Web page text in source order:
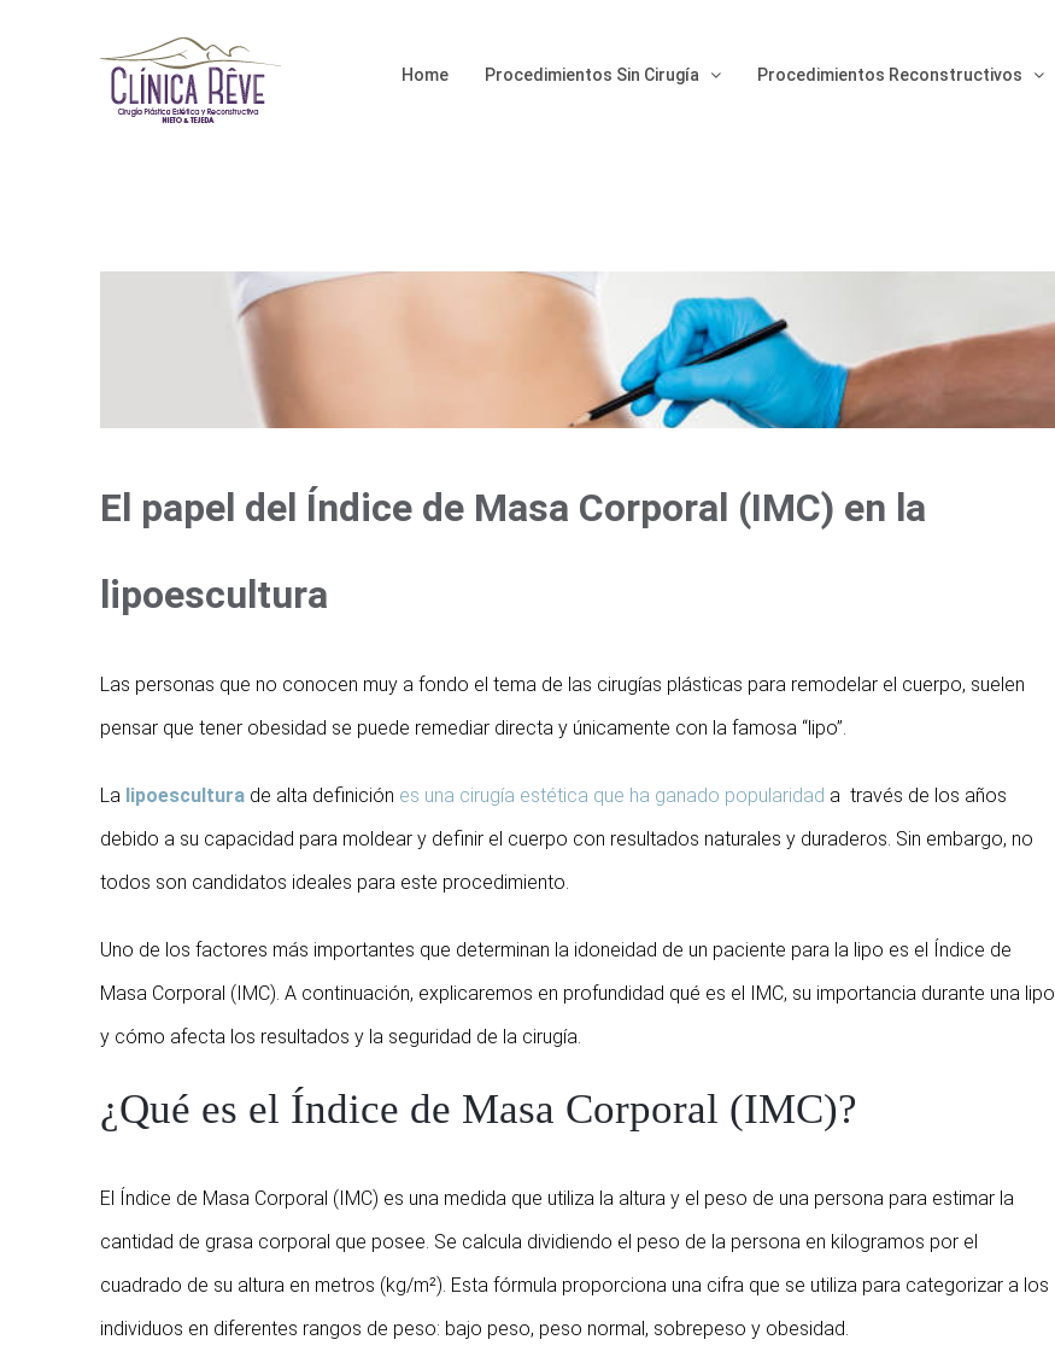
Home Procedimientos Sin Cirugía Procedimientos Reconstructivos
El papel del Índice de Masa Corporal (IMC) en la
lipoescultura
Las personas que no conocen muy a fondo el tema de las cirugías plásticas para remodelar el cuerpo, suelen
pensar que tener obesidad se puede remediar directa y únicamente con la famosa “lipo”.
La lipoesculturade alta definición es una cirugía estética que ha ganado popularidad a través de los años
debido a su capacidad para moldear y definir el cuerpo con resultados naturales y duraderos. Sin embargo, no
todos son candidatos ideales para este procedimiento.
Uno de los factores más importantes que determinan la idoneidad de un paciente para la lipo es el Índice de
Masa Corporal (IMC). A continuación, explicaremos en profundidad qué es el IMC, su importancia durante una lipo
y cómo afecta los resultados y la seguridad de la cirugía.
¿Qué es el Índice de Masa Corporal (IMC)?
El Índice de Masa Corporal (IMC) es una medida que utiliza la altura y el peso de una persona para estimar la
cantidad de grasa corporal que posee. Se calcula dividiendo el peso de la persona en kilogramos por el
cuadrado de su altura en metros (kg/m²). Esta fórmula proporciona una cifra que se utiliza para categorizar a los
individuos en diferentes rangos de peso: bajo peso, peso normal, sobrepeso y obesidad.